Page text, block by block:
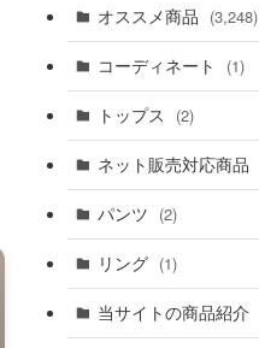
オススメ商品 (3,248)
コーディネート (1)
トップス (2)
ネット販売対応商品
パンツ (2)
リング (1)
当サイトの商品紹介